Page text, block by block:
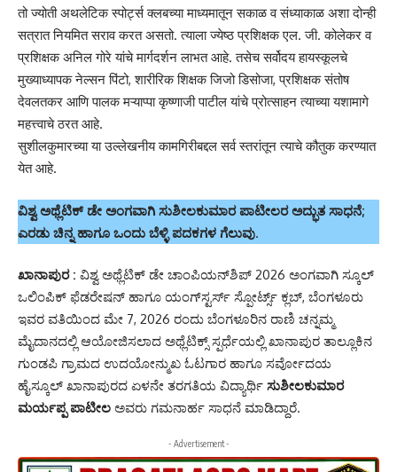
तो ज्योती अथलेटिक स्पोर्ट्स क्लबच्या माध्यमातून सकाळ व संध्याकाळ अशा दोन्ही
सत्रात नियमित सराव करत असतो. त्याला ज्येष्ठ प्रशिक्षक एल. जी. कोलेकर व
प्रशिक्षक अनिल गोरे यांचे मार्गदर्शन लाभत आहे. तसेच सर्वोदय हायस्कूलचे
मुख्याध्यापक नेल्सन पिंटो, शारीरिक शिक्षक जिजो डिसोजा, प्रशिक्षक संतोष
देवलतकर आणि पालक मऱ्याप्पा कृष्णाजी पाटील यांचे प्रोत्साहन त्याच्या यशामागे
महत्त्वाचे ठरत आहे.
सुशीलकुमारच्या या उल्लेखनीय कामगिरीबद्दल सर्व स्तरांतून त्याचे कौतुक करण्यात
येत आहे.
ವಿಶ್ವ ಅಥ್ಲೆಟಿಕ್ ಡೇ ಅಂಗವಾಗಿ ಸುಶೀಲಕುಮಾರ ಪಾಟೀಲರ ಅದ್ಭುತ ಸಾಧನೆ;
ಎರಡು ಚಿನ್ನ ಹಾಗೂ ಒಂದು ಬೆಳ್ಳಿ ಪದಕಗಳ ಗೆಲುವು.
ಖಾನಾಪುರ : ವಿಶ್ವ ಅಥ್ಲೆಟಿಕ್ ಡೇ ಚಾಂಪಿಯನ್‌ಶಿಪ್ 2026 ಅಂಗವಾಗಿ ಸ್ಕೂಲ್
ಒಲಿಂಪಿಕ್ ಫೆಡರೇಷನ್ ಹಾಗೂ ಯಂಗ್‌ಸ್ಟರ್ಸ್ ಸ್ಪೋರ್ಟ್ಸ್ ಕ್ಲಬ್, ಬೆಂಗಳೂರು
ಇವರ ವತಿಯಿಂದ ಮೇ 7, 2026 ರಂದು ಬೆಂಗಳೂರಿನ ರಾಣಿ ಚನ್ನಮ್ಮ
ಮೈದಾನದಲ್ಲಿ ಆಯೋಜಿಸಲಾದ ಅಥ್ಲೆಟಿಕ್ಸ್ ಸ್ಪರ್ಧೆಯಲ್ಲಿ ಖಾನಾಪುರ ತಾಲ್ಲೂಕಿನ
ಗುಂಡಪಿ ಗ್ರಾಮದ ಉದಯೋನ್ಮುಖ ಓಟಗಾರ ಹಾಗೂ ಸರ್ವೋದಯ
ಹೈಸ್ಕೂಲ್ ಖಾನಾಪುರದ ಏಳನೇ ತರಗತಿಯ ವಿದ್ಯಾರ್ಥಿ ಸುಶೀಲಕುಮಾರ
ಮರ್ಯಪ್ಪ ಪಾಟೀಲ ಅವರು ಗಮನಾರ್ಹ ಸಾಧನೆ ಮಾಡಿದ್ದಾರೆ.
- Advertisement -